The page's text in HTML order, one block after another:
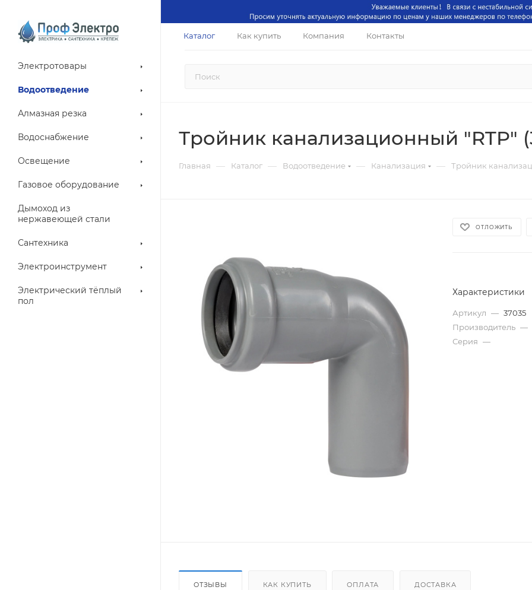
Каталог Как купить Компания Контакты
Электротовары
Водоотведение
Алмазная резка
Водоснабжение
Освещение
Газовое оборудование
Дымоход из
нержавеющей стали
Сантехника
Электроинструмент
Электрический тёплый
пол
Тройник канализационный "RTP"
Главная — Каталог — Водоотведение — Канализация — Тройник
ОТЛОЖИТЬ
Характеристики
Артикул — 37035
Производитель —
Серия —
ОТЗЫВЫ КАК КУПИТЬ ОПЛАТА ДОСТАВКА